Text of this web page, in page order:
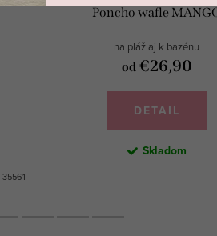
35561
Poncho wafle
na pláž aj k bazénu
od €26,90
DETAIL
Skladom